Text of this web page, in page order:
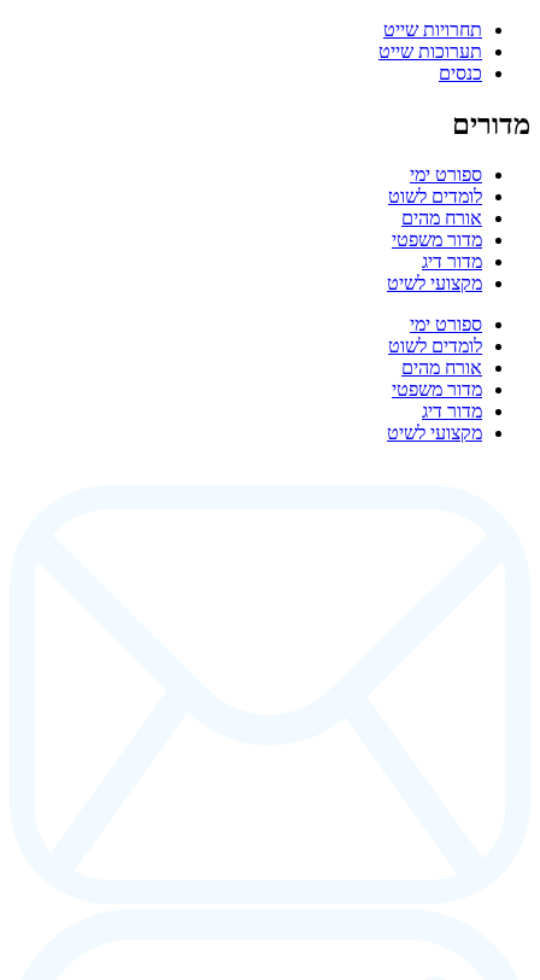
תחרויות שייט
תערוכות שייט
כנסים
מדורים
ספורט ימי
לומדים לשוט
אורח מהים
מדור משפטי
מדור דיג
מקצועי לשיט
ספורט ימי
לומדים לשוט
אורח מהים
מדור משפטי
מדור דיג
מקצועי לשיט